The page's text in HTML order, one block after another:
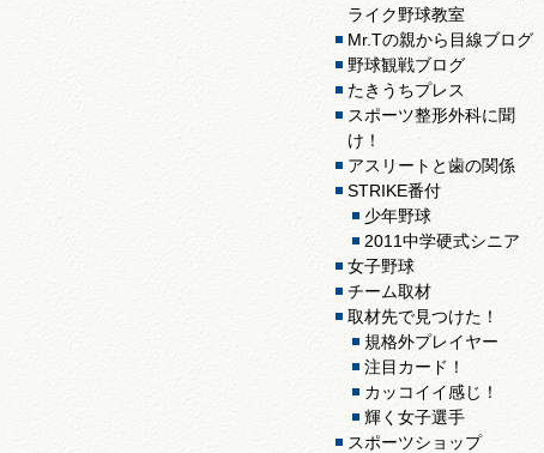
ライク野球教室
Mr.Tの親から目線ブログ
野球観戦ブログ
たきうちプレス
スポーツ整形外科に聞
け！
アスリートと歯の関係
STRIKE番付
少年野球
2011中学硬式シニア
女子野球
チーム取材
取材先で見つけた！
規格外プレイヤー
注目カード！
カッコイイ感じ！
輝く女子選手
スポーツショップ